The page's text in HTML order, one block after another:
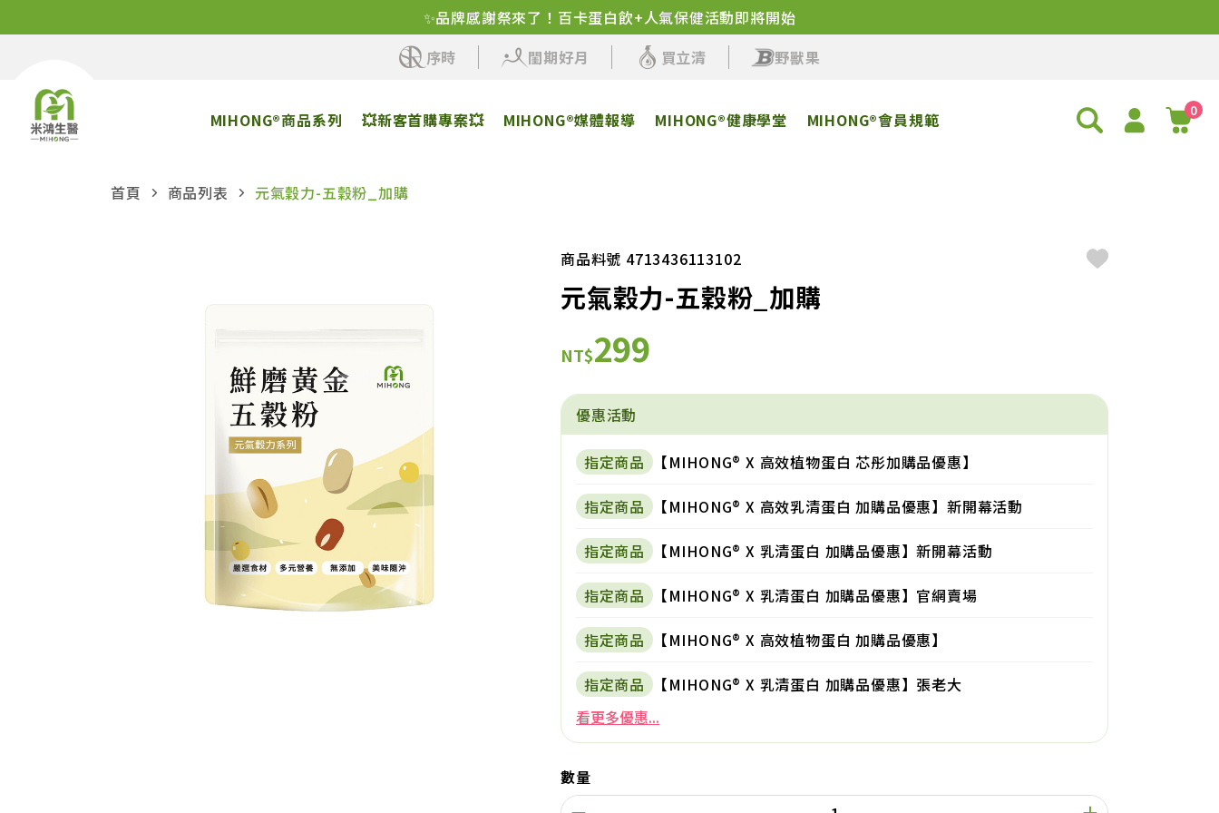
✨品牌感謝祭來了！百卡蛋白飲+人氣保健活動即將開始
序時
閨期好月 買立清 野獸果
MIHONG®商品系列 💥新客首購專案💥 MIHONG®媒體報導 MIHONG®健康學堂 MIHONG®會員規範 0
首頁 商品列表 元氣穀力-五穀粉_加購
商品料號 4713436113102
元氣穀力-五穀粉_加購
NT$299
優惠活動
指定商品 【MIHONG® X 高效植物蛋白 芯彤加購品優惠】
指定商品 【MIHONG® X 高效乳清蛋白 加購品優惠】新開幕活動
指定商品 【MIHONG® X 乳清蛋白 加購品優惠】新開幕活動
指定商品 【MIHONG® X 乳清蛋白 加購品優惠】官網賣場
指定商品 【MIHONG® X 高效植物蛋白 加購品優惠】
指定商品 【MIHONG® X 乳清蛋白 加購品優惠】張老大
數量